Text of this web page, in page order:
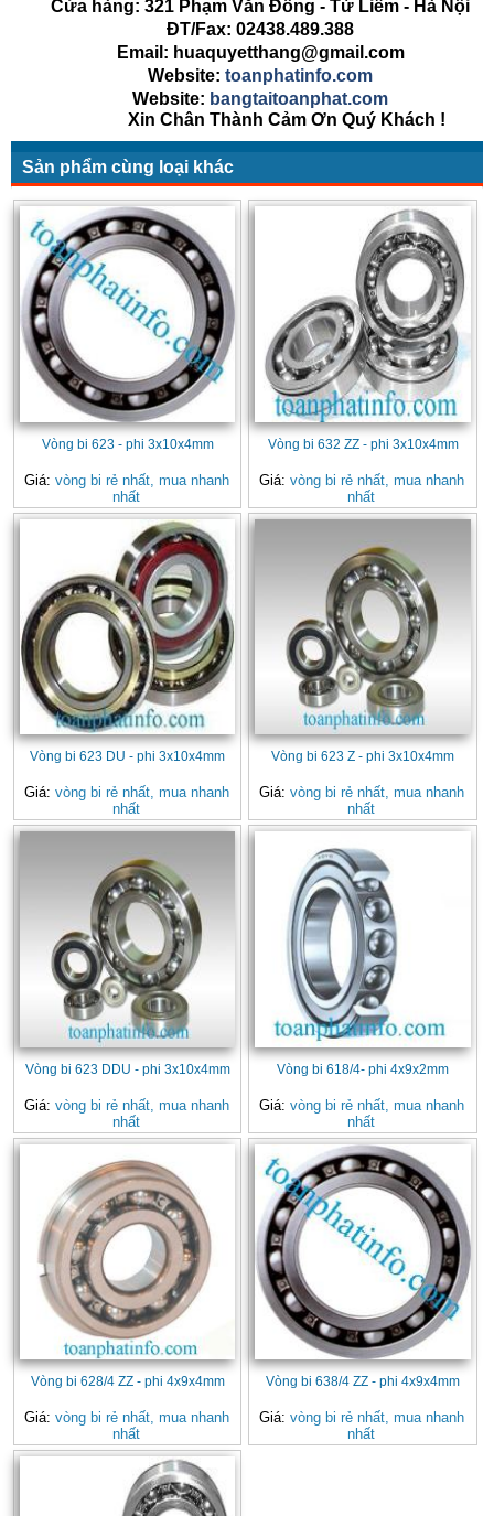
Cửa hàng: 321 Phạm Văn Đồng - Từ Liêm - Hà Nội
ĐT/Fax: 02438.489.388
Email: huaquyetthang@gmail.com
Website: toanphatinfo.com
Website: bangtaitoanphat.com
Xin Chân Thành Cảm Ơn Quý Khách !
Sản phẩm cùng loại khác
Vòng bi 623 - phi 3x10x4mm
Giá: vòng bi rẻ nhất, mua nhanh
nhất
Vòng bi 632 ZZ - phi 3x10x4mm
Giá: vòng bi rẻ nhất, mua nhanh
nhất
Vòng bi 623 DU - phi 3x10x4mm
Giá: vòng bi rẻ nhất, mua nhanh
nhất
Vòng bi 623 Z - phi 3x10x4mm
Giá: vòng bi rẻ nhất, mua nhanh
nhất
Vòng bi 623 DDU - phi 3x10x4mm
Giá: vòng bi rẻ nhất, mua nhanh
nhất
Vòng bi 618/4- phi 4x9x2mm
Giá: vòng bi rẻ nhất, mua nhanh
nhất
Vòng bi 628/4 ZZ - phi 4x9x4mm
Giá: vòng bi rẻ nhất, mua nhanh
nhất
Vòng bi 638/4 ZZ - phi 4x9x4mm
Giá: vòng bi rẻ nhất, mua nhanh
nhất